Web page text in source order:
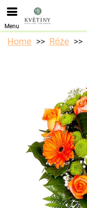
Menu
Home Róże